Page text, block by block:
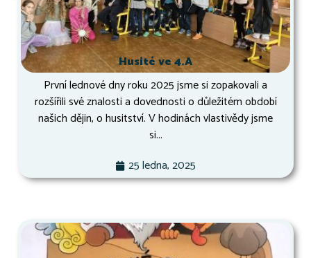
Husité ve 4.A
První lednové dny roku 2025 jsme si zopakovali a
rozšířili své znalosti a dovednosti o důležitém období
našich dějin, o husitství. V hodinách vlastivědy jsme
si...
25 ledna, 2025